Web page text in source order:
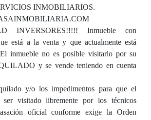
INMOBILIARIOS.
INVERSORES!!!!! Inmueble con
está a la venta y que actualmente está
inmueble no es posible visitarlo por su
y se vende teniendo en cuenta
y/o los impedimentos para que el
ser visitado libremente por los técnicos
oficial conforme exige la Orden